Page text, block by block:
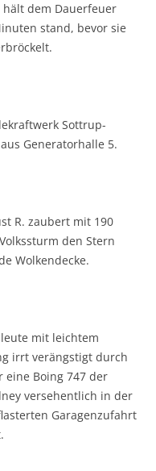
dem Dauerfeuer
stand, bevor sie
Sottrup-
Generatorhalle 5.
R. zaubert mit 190
den Stern
Wolkendecke.
mit leichtem
irrt verängstigt durch
eine Boing 747 der
versehentlich in der
Garagenzufahrt